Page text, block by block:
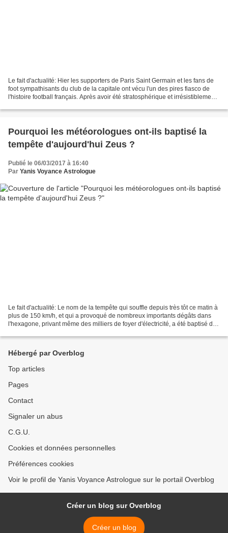
Le fait d'actualité: Hier les supporters de Paris Saint Germain et les fans de
foot sympathisants du club de la capitale ont vécu l'un des pires fiasco de
l'histoire football français. Après avoir été stratosphérique et irrésistiblement
Pourquoi les météorologues ont-ils baptisé la
tempête d'aujourd'hui Zeus ?
Publié le 06/03/2017 à 16:40
Par Yanis Voyance Astrologue
Le fait d'actualité: Le nom de la tempête qui souffle depuis très tôt ce matin à
plus de 150 km/h, et qui a provoqué de nombreux importants dégâts dans
l'hexagone, privant même des milliers de foyer d'électricité, a été baptisé du
Hébergé par Overblog
Top articles
Pages
Contact
Signaler un abus
C.G.U.
Cookies et données personnelles
Préférences cookies
Voir le profil de Yanis Voyance Astrologue sur le portail Overblog
Créer un blog sur Overblog
Créer un blog